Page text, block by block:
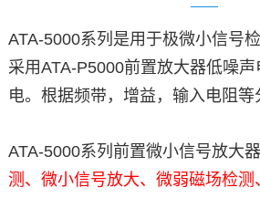
ATA-5000系列是用于极微小信号
采用ATA-P5000前置放大器低噪
电。根据频带，增益，输入电阻等
ATA-5000系列前置微小信号放大器
测、微小信号放大、微弱磁场检测